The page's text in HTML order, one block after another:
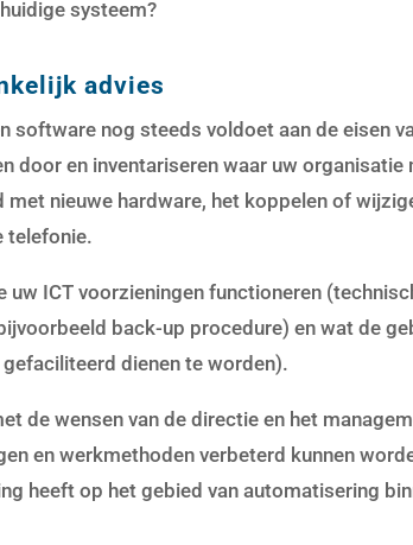
systeem?
advies
software nog steeds voldoet aan de eisen
door en inventariseren waar uw
nieuwe hardware, het koppelen of
telefonie.
uw ICT voorzieningen functioneren
back-up procedure) en wat de
dienen te worden).
de wensen van de directie en het
en werkmethoden verbeterd kunnen
heeft op het gebied van automatisering